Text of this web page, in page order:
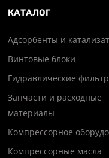
КАТАЛОГ
Адсорбенты и
Винтовые блоки
Гидравлические
Запчасти и расходные
материалы
Компрессорное
Компрессорные масла